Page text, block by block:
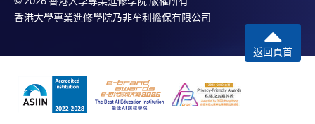
香港大學專業進修學院乃非牟利擔保有限公司
返回頁首